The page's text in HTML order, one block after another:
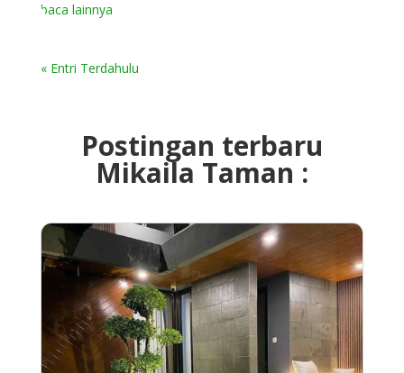
baca lainnya
« Entri Terdahulu
Postingan terbaru
Mikaila Taman :